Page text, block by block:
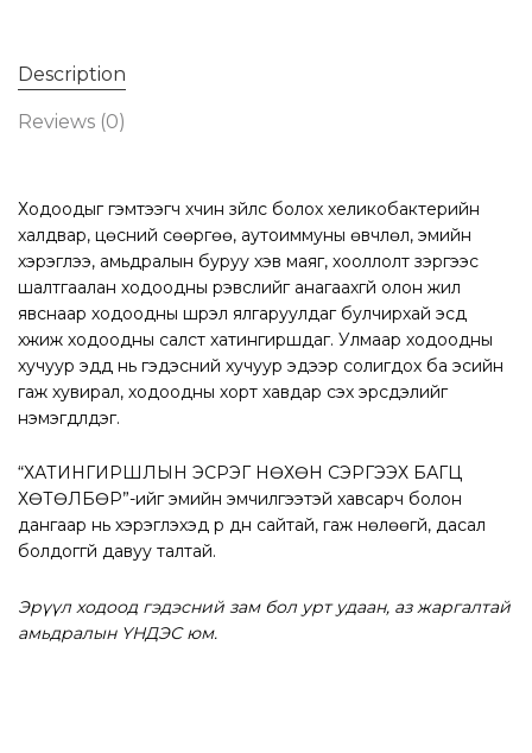
Description
Reviews (0)
Ходоодыг гэмтээгч хүчин зүйлс болох хеликобактерийн
халдвар, цөсний сөөргөө, аутоиммуны өвчлөл, эмийн
хэрэглээ, амьдралын буруу хэв маяг, хооллолт зэргээс
шалтгаалан ходоодны үрэвслийг анагаахгүй олон жил
явснаар ходоодны шүүрэл ялгаруулдаг булчирхай эсүүд
үхжиж ходоодны салст хатингиршдаг. Улмаар ходоодны
хучуур эдүүд нь гэдэсний хучуур эдээр солигдох ба эсийн
гаж хувирал, ходоодны хорт хавдар үүсэх эрсдэлийг
нэмэгдүүлдэг.
“ХАТИНГИРШЛЫН ЭСРЭГ НӨХӨН СЭРГЭЭХ БАГЦ
ХӨТӨЛБӨР”-ийг эмийн эмчилгээтэй хавсарч болон
дангаар нь хэрэглэхэд үр дүн сайтай, гаж нөлөөгүй, дасал
болдоггүй давуу талтай.
Эрүүл ходоод гэдэсний зам бол урт удаан, аз жаргалтай
амьдралын ҮНДЭС юм.